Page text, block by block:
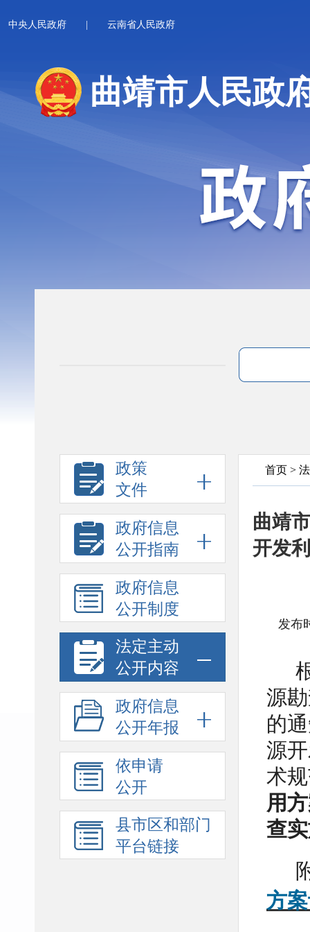
中央人民政府 云南省人民政府
曲靖市人民政
政策
文件
政府信息
公开指南
政府信息
公开制度
法定主动
公开内容
政府信息
公开年报
依申请
公开
县市区和部门
平台链接
首页 >
曲靖
开发
发布
源
的
源
术
用
查
方